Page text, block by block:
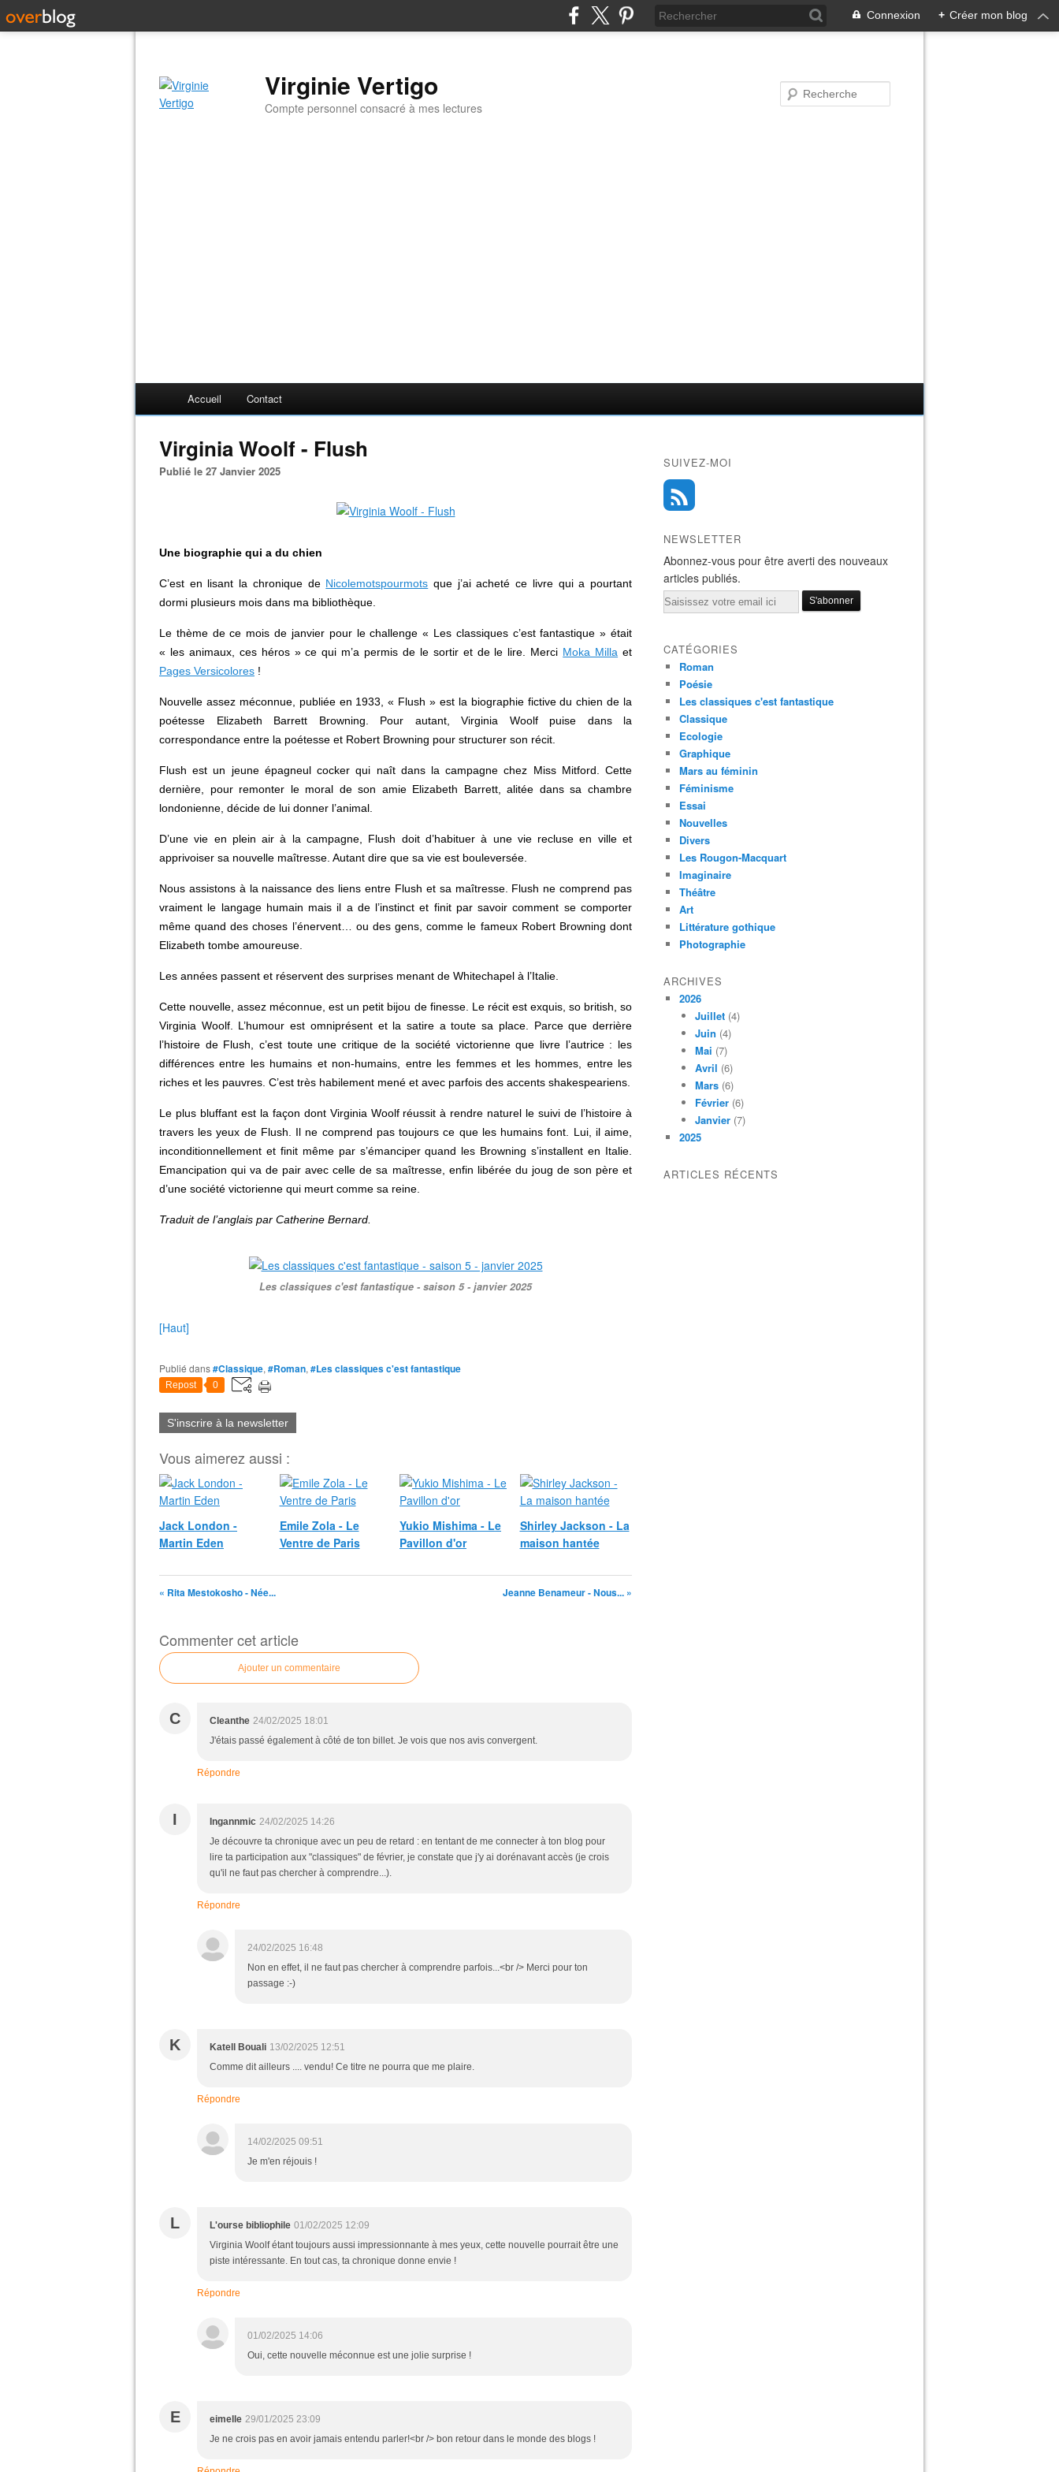
Connexion + Créer mon blog
Virginie Vertigo
Compte personnel consacré à mes lectures
Accueil Contact
Virginia Woolf - Flush
Publié le 27 Janvier 2025
Une biographie qui a du chien
C’est en lisant la chronique de Nicolemotspourmots que j’ai acheté ce livre qui a pourtant
dormi plusieurs mois dans ma bibliothèque.
Le thème de ce mois de janvier pour le challenge « Les classiques c’est fantastique » était
« les animaux, ces héros » ce qui m’a permis de le sortir et de le lire. Merci Moka Milla et
Pages Versicolores !
Nouvelle assez méconnue, publiée en 1933, « Flush » est la biographie fictive du chien de la
poétesse Elizabeth Barrett Browning. Pour autant, Virginia Woolf puise dans la
correspondance entre la poétesse et Robert Browning pour structurer son récit.
Flush est un jeune épagneul cocker qui naît dans la campagne chez Miss Mitford. Cette
dernière, pour remonter le moral de son amie Elizabeth Barrett, alitée dans sa chambre
londonienne, décide de lui donner l’animal.
D’une vie en plein air à la campagne, Flush doit d’habituer à une vie recluse en ville et
apprivoiser sa nouvelle maîtresse. Autant dire que sa vie est bouleversée.
Nous assistons à la naissance des liens entre Flush et sa maîtresse. Flush ne comprend pas
vraiment le langage humain mais il a de l’instinct et finit par savoir comment se comporter
même quand des choses l’énervent… ou des gens, comme le fameux Robert Browning dont
Elizabeth tombe amoureuse.
Les années passent et réservent des surprises menant de Whitechapel à l’Italie.
Cette nouvelle, assez méconnue, est un petit bijou de finesse. Le récit est exquis, so british, so
Virginia Woolf. L’humour est omniprésent et la satire a toute sa place. Parce que derrière
l’histoire de Flush, c’est toute une critique de la société victorienne que livre l’autrice : les
différences entre les humains et non-humains, entre les femmes et les hommes, entre les
riches et les pauvres. C’est très habilement mené et avec parfois des accents shakespeariens.
Le plus bluffant est la façon dont Virginia Woolf réussit à rendre naturel le suivi de l’histoire à
travers les yeux de Flush. Il ne comprend pas toujours ce que les humains font. Lui, il aime,
inconditionnellement et finit même par s’émanciper quand les Browning s’installent en Italie.
Emancipation qui va de pair avec celle de sa maîtresse, enfin libérée du joug de son père et
d’une société victorienne qui meurt comme sa reine.
Traduit de l’anglais par Catherine Bernard.
Les classiques c'est fantastique - saison 5 - janvier 2025
[Haut]
Publié dans#Classique, #Roman, #Les classiques c'est fantastique
Repost 0
S'inscrire à la newsletter
Vous aimerez aussi :
Jack London -
Martin Eden
Emile Zola - Le
Ventre de Paris
Yukio Mishima - Le
Pavillon d'or
Shirley Jackson - La
maison hantée
« Rita Mestokosho - Née... Jeanne Benameur - Nous... »
Commenter cet article
Ajouter un commentaire
C Cleanthe 24/02/2025 18:01
J'étais passé également à côté de ton billet. Je vois que nos avis convergent.
Répondre
I Ingannmic 24/02/2025 14:26
Je découvre ta chronique avec un peu de retard : en tentant de me connecter à ton blog pour
lire ta participation aux "classiques" de février, je constate que j'y ai dorénavant accès (je crois
qu'il ne faut pas chercher à comprendre...).
Répondre
24/02/2025 16:48
Non en effet, il ne faut pas chercher à comprendre parfois...<br /> Merci pour ton
passage :-)
K Katell Bouali 13/02/2025 12:51
Comme dit ailleurs .... vendu! Ce titre ne pourra que me plaire.
Répondre
14/02/2025 09:51
Je m'en réjouis !
L L'ourse bibliophile 01/02/2025 12:09
Virginia Woolf étant toujours aussi impressionnante à mes yeux, cette nouvelle pourrait être une
piste intéressante. En tout cas, ta chronique donne envie !
Répondre
01/02/2025 14:06
Oui, cette nouvelle méconnue est une jolie surprise !
E eimelle 29/01/2025 23:09
Je ne crois pas en avoir jamais entendu parler!<br /> bon retour dans le monde des blogs !
SUIVEZ-MOI
NEWSLETTER
Abonnez-vous pour être averti des nouveaux
articles publiés.
Email
CATÉGORIES
Roman
Poésie
Les classiques c'est fantastique
Classique
Ecologie
Graphique
Mars au féminin
Féminisme
Essai
Nouvelles
Divers
Les Rougon-Macquart
Imaginaire
Théâtre
Art
Littérature gothique
Photographie
ARCHIVES
2026
Juillet (4)
Juin (4)
Mai (7)
Avril (6)
Mars (6)
Février (6)
Janvier (7)
2025
ARTICLES RÉCENTS